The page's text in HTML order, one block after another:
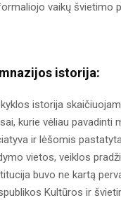
vaikų švietimo
istorija:
istorija
kurie vėliau pavadinti
ir lėšomis
vietos, veiklos
buvo ne kartą
Kultūros ir